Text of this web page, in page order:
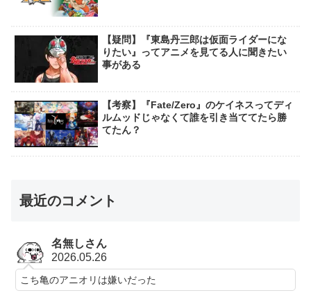
【疑問】『東島丹三郎は仮面ライダーにな
りたい』ってアニメを見てる人に聞きたい
事がある
【考察】『Fate/Zero』のケイネスってディ
ルムッドじゃなくて誰を引き当ててたら勝
てたん？
最近のコメント
名無しさん
2026.05.26
こち亀のアニオリは嫌いだった